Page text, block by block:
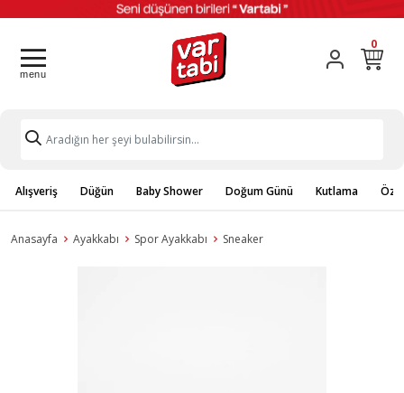
0
Alışveriş Düğün Baby Shower Doğum Günü Kutlama
Anasayfa Ayakkabı Spor Ayakkabı Sneaker